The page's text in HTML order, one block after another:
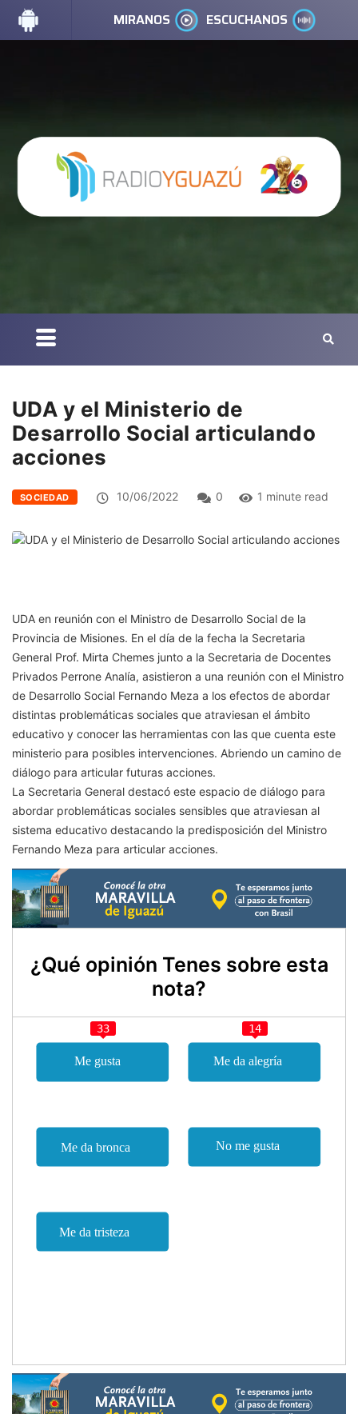
MIRANOS ESCUCHANOS
UDA y el Ministerio de
Desarrollo Social articulando
acciones
SOCIEDAD 10/06/2022 0 1 minute read
UDA en reunión con el Ministro de Desarrollo Social de la
Provincia de Misiones. En el día de la fecha la Secretaria
General Prof. Mirta Chemes junto a la Secretaria de Docentes
Privados Perrone Analía, asistieron a una reunión con el Ministro
de Desarrollo Social Fernando Meza a los efectos de abordar
distintas problemáticas sociales que atraviesan el ámbito
educativo y conocer las herramientas con las que cuenta este
ministerio para posibles intervenciones. Abriendo un camino de
diálogo para articular futuras acciones.
La Secretaria General destacó este espacio de diálogo para
abordar problemáticas sociales sensibles que atraviesan al
sistema educativo destacando la predisposición del Ministro
Fernando Meza para articular acciones.
¿Qué opinión Tenes sobre esta
nota?
33 14